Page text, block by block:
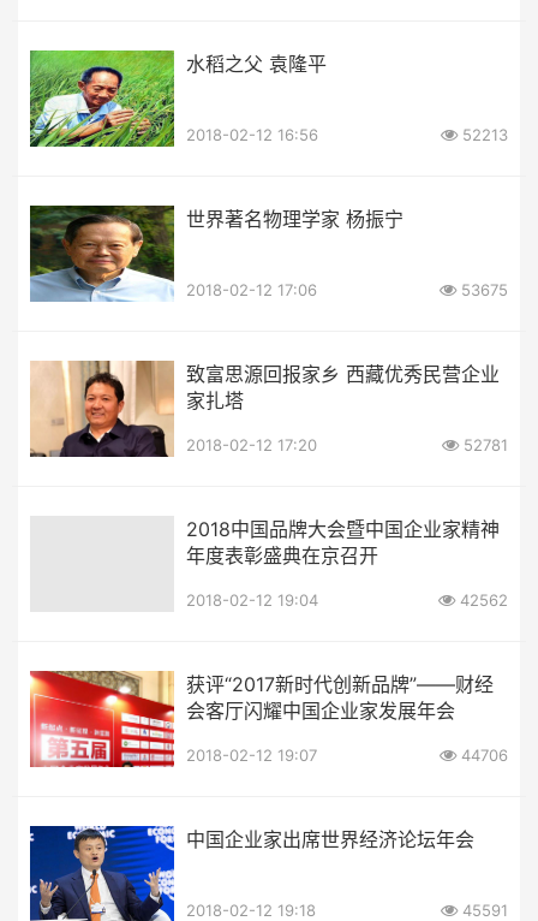
水稻之父 袁隆平
2018-02-12 16:56 52213
世界著名物理学家 杨振宁
2018-02-12 17:06 53675
致富思源回报家乡 西藏优秀民营企业
家扎塔
2018-02-12 17:20 52781
2018中国品牌大会暨中国企业家精神
年度表彰盛典在京召开
2018-02-12 19:04 42562
获评“2017新时代创新品牌”——财经
会客厅闪耀中国企业家发展年会
2018-02-12 19:07 44706
中国企业家出席世界经济论坛年会
2018-02-12 19:18 45591